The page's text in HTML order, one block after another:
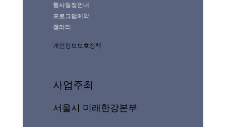
행사일정안내
프로그램예약
갤러리
개인정보보호정책
사업주최
서울시 미래한강본부